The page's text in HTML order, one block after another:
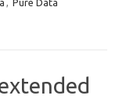
, Pure Data